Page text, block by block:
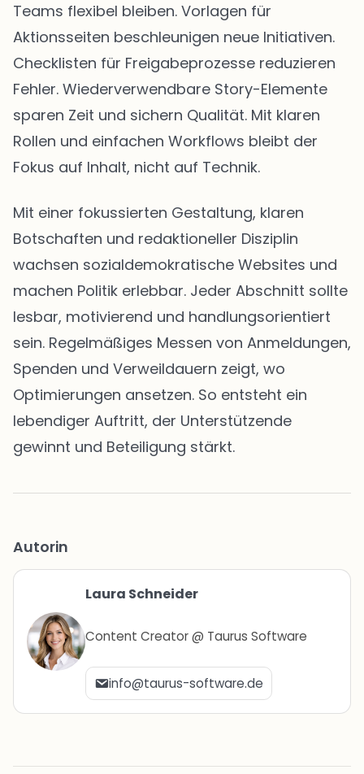
Teams flexibel bleiben. Vorlagen für
Aktionsseiten beschleunigen neue Initiativen.
Checklisten für Freigabeprozesse reduzieren
Fehler. Wiederverwendbare Story-Elemente
sparen Zeit und sichern Qualität. Mit klaren
Rollen und einfachen Workflows bleibt der
Fokus auf Inhalt, nicht auf Technik.
Mit einer fokussierten Gestaltung, klaren
Botschaften und redaktioneller Disziplin
wachsen sozialdemokratische Websites und
machen Politik erlebbar. Jeder Abschnitt sollte
lesbar, motivierend und handlungsorientiert
sein. Regelmäßiges Messen von Anmeldungen,
Spenden und Verweildauern zeigt, wo
Optimierungen ansetzen. So entsteht ein
lebendiger Auftritt, der Unterstützende
gewinnt und Beteiligung stärkt.
Autorin
Laura Schneider
Content Creator @ Taurus Software
info@taurus-software.de